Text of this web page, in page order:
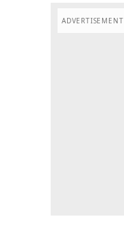
ADVERTISEMENT